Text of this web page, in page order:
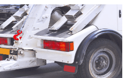
人情報
の管理、給与支給、福利厚生・採用
続きのため、当社と従業員または従